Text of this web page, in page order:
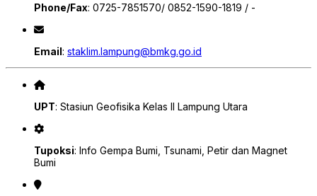
Phone/Fax: 0725-7851570/ 0852-1590-1819 / -
Email: staklim.lampung@bmkg.go.id
UPT: Stasiun Geofisika Kelas II Lampung Utara
Tupoksi: Info Gempa Bumi, Tsunami, Petir dan Magnet
Bumi